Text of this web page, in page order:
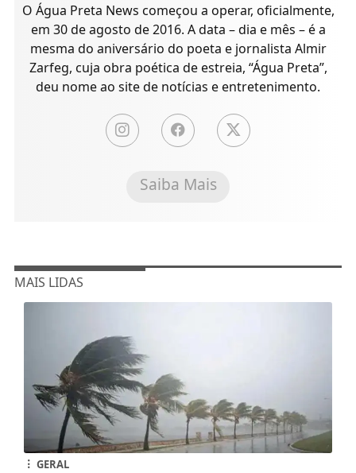
O Água Preta News começou a operar, oficialmente,
em 30 de agosto de 2016. A data – dia e mês – é a
mesma do aniversário do poeta e jornalista Almir
Zarfeg, cuja obra poética de estreia, “Água Preta”,
deu nome ao site de notícias e entretenimento.
Saiba Mais
MAIS LIDAS
GERAL